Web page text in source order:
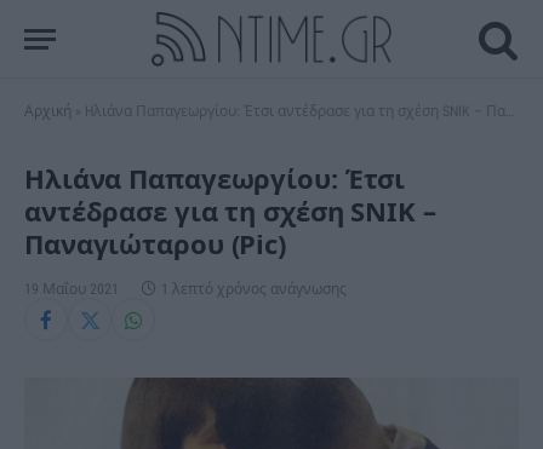
Αρχική Hλιάνα Παπαγεωργίου: Έτσι αντέδρασε για τη σχέση SNIK – Παναγιώταρου (Pic)
Hλιάνα Παπαγεωργίου: Έτσι
αντέδρασε για τη σχέση SNIK –
Παναγιώταρου (Pic)
19 Μαΐου 2021 1 λεπτό χρόνος ανάγνωσης